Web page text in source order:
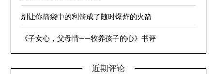
别让你箭袋中的利箭成了随时爆炸的火箭
《子女心，父母情——牧养孩子的心》书评
近期评论